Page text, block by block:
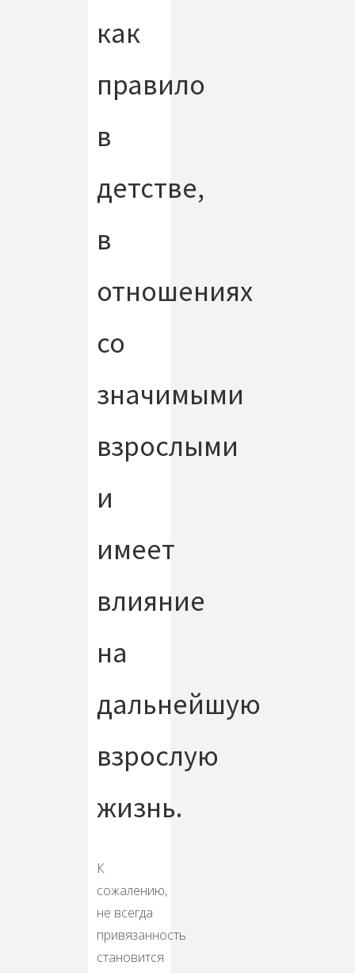
как
правило
в
детстве,
в
отношениях
со
значимыми
взрослыми
и
имеет
влияние
на
дальнейшую
взрослую
жизнь.
К
сожалению,
не всегда
привязанность
становится